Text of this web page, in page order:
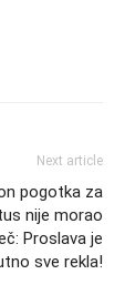
Next article
pogotka za
nije morao
Proslava je
sve rekla!